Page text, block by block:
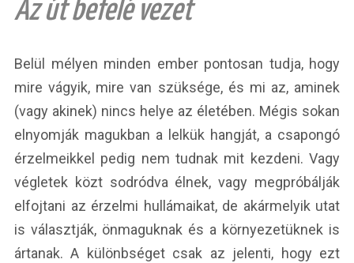
Az út befelé vezet
Belül mélyen minden ember pontosan tudja, hogy
mire vágyik, mire van szüksége, és mi az, aminek
(vagy akinek) nincs helye az életében. Mégis sokan
elnyomják magukban a lelkük hangját, a csapongó
érzelmeikkel pedig nem tudnak mit kezdeni. Vagy
végletek közt sodródva élnek, vagy megpróbálják
elfojtani az érzelmi hullámaikat, de akármelyik utat
is választják, önmaguknak és a környezetüknek is
ártanak. A különbséget csak az jelenti, hogy ezt